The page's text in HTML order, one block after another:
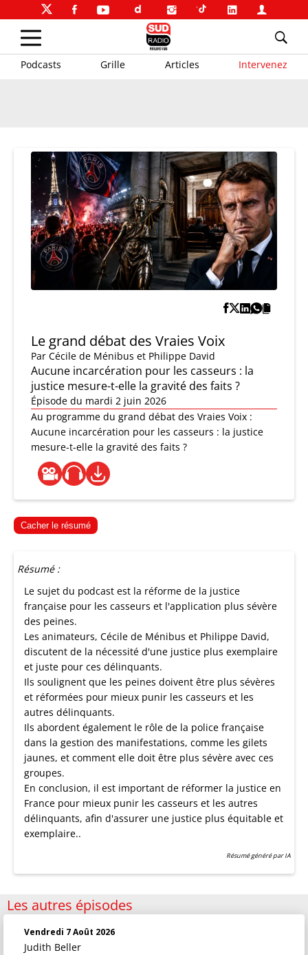
Podcasts Grille Articles Intervenez
Le grand débat des Vraies Voix
Par Cécile de Ménibus et Philippe David
Aucune incarcération pour les casseurs : la
justice mesure-t-elle la gravité des faits ?
Épisode du mardi 2 juin 2026
Au programme du grand débat des Vraies Voix :
Aucune incarcération pour les casseurs : la justice
mesure-t-elle la gravité des faits ?
Cacher le résumé
Résumé :
Le sujet du podcast est la réforme de la justice
française pour les casseurs et l'application plus sévère
des peines.
Les animateurs, Cécile de Ménibus et Philippe David,
discutent de la nécessité d'une justice plus exemplaire
et juste pour ces délinquants.
Ils soulignent que les peines doivent être plus sévères
et réformées pour mieux punir les casseurs et les
autres délinquants.
Ils abordent également le rôle de la police française
dans la gestion des manifestations, comme les gilets
jaunes, et comment elle doit être plus sévère avec ces
groupes.
En conclusion, il est important de réformer la justice en
France pour mieux punir les casseurs et les autres
délinquants, afin d'assurer une justice plus équitable et
exemplaire..
Résumé généré par IA
Les autres épisodes
Vendredi 7 Août 2026
Judith Beller